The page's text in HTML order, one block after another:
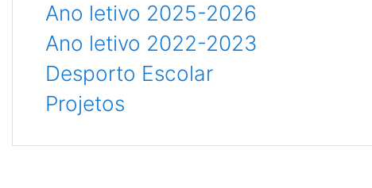
Ano letivo 2025-2026
Ano letivo 2022-2023
Desporto Escolar
Projetos